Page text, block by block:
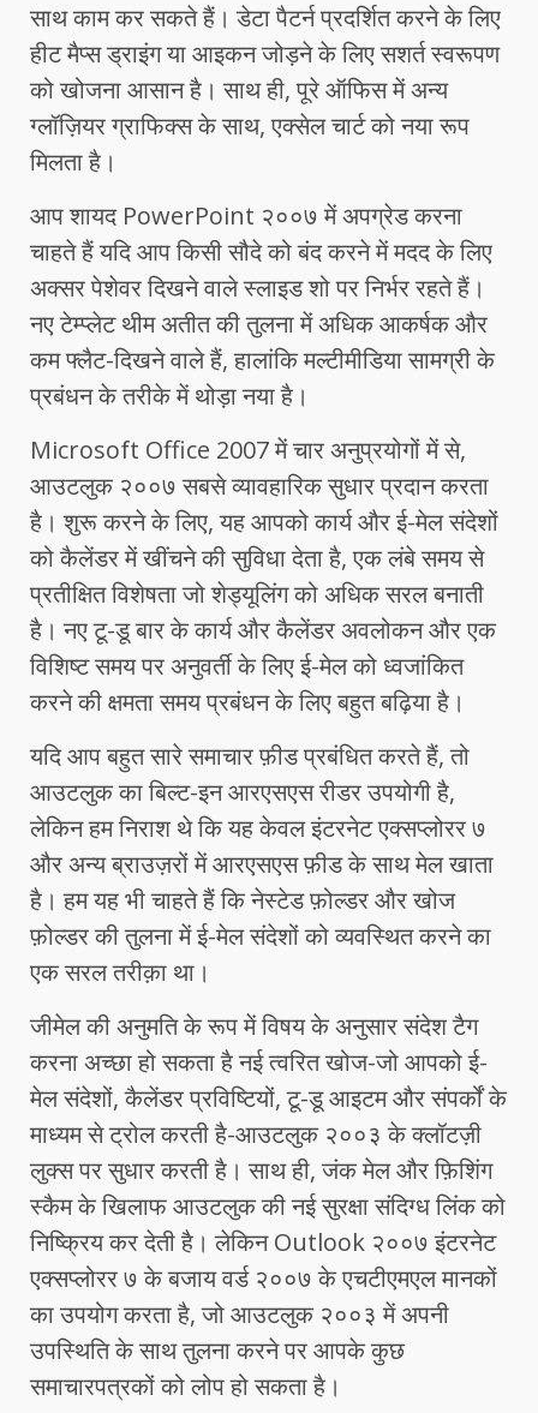
साथ काम कर सकते हैं। डेटा पैटर्न प्रदर्शित करने के लिए
हीट मैप्स ड्राइंग या आइकन जोड़ने के लिए सशर्त स्वरूपण
को खोजना आसान है। साथ ही, पूरे ऑफिस में अन्य
ग्लॉज़ियर ग्राफिक्स के साथ, एक्सेल चार्ट को नया रूप
मिलता है।
आप शायद PowerPoint २००७ में अपग्रेड करना
चाहते हैं यदि आप किसी सौदे को बंद करने में मदद के लिए
अक्सर पेशेवर दिखने वाले स्लाइड शो पर निर्भर रहते हैं।
नए टेम्प्लेट थीम अतीत की तुलना में अधिक आकर्षक और
कम फ्लैट-दिखने वाले हैं, हालांकि मल्टीमीडिया सामग्री के
प्रबंधन के तरीके में थोड़ा नया है।
Microsoft Office 2007 में चार अनुप्रयोगों में से,
आउटलुक २००७ सबसे व्यावहारिक सुधार प्रदान करता
है। शुरू करने के लिए, यह आपको कार्य और ई-मेल संदेशों
को कैलेंडर में खींचने की सुविधा देता है, एक लंबे समय से
प्रतीक्षित विशेषता जो शेड्यूलिंग को अधिक सरल बनाती
है। नए टू-डू बार के कार्य और कैलेंडर अवलोकन और एक
विशिष्ट समय पर अनुवर्ती के लिए ई-मेल को ध्वजांकित
करने की क्षमता समय प्रबंधन के लिए बहुत बढ़िया है।
यदि आप बहुत सारे समाचार फ़ीड प्रबंधित करते हैं, तो
आउटलुक का बिल्ट-इन आरएसएस रीडर उपयोगी है,
लेकिन हम निराश थे कि यह केवल इंटरनेट एक्सप्लोरर ७
और अन्य ब्राउज़रों में आरएसएस फ़ीड के साथ मेल खाता
है। हम यह भी चाहते हैं कि नेस्टेड फ़ोल्डर और खोज
फ़ोल्डर की तुलना में ई-मेल संदेशों को व्यवस्थित करने का
एक सरल तरीक़ा था।
जीमेल की अनुमति के रूप में विषय के अनुसार संदेश टैग
करना अच्छा हो सकता है नई त्वरित खोज-जो आपको ई-
मेल संदेशों, कैलेंडर प्रविष्टियों, टू-डू आइटम और संपर्कों के
माध्यम से ट्रोल करती है-आउटलुक २००३ के क्लॉटज़ी
लुक्स पर सुधार करती है। साथ ही, जंक मेल और फ़िशिंग
स्कैम के खिलाफ आउटलुक की नई सुरक्षा संदिग्ध लिंक को
निष्क्रिय कर देती है। लेकिन Outlook २००७ इंटरनेट
एक्सप्लोरर ७ के बजाय वर्ड २००७ के एचटीएमएल मानकों
का उपयोग करता है, जो आउटलुक २००३ में अपनी
उपस्थिति के साथ तुलना करने पर आपके कुछ
समाचारपत्रकों को लोप हो सकता है।